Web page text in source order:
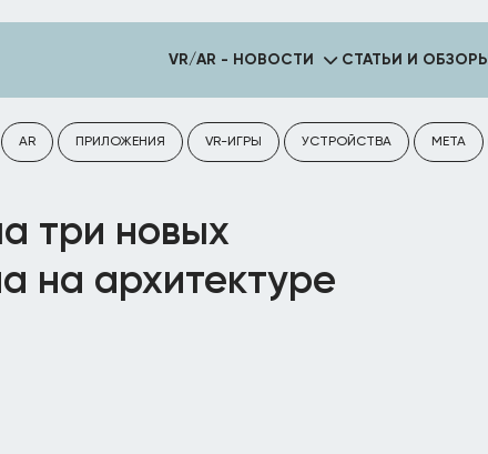
VR/AR - НОВОСТИ СТАТЬИ И ОБЗОРЫ
AR ПРИЛОЖЕНИЯ VR-ИГРЫ УСТРОЙСТВА META
три новых
на архитектуре